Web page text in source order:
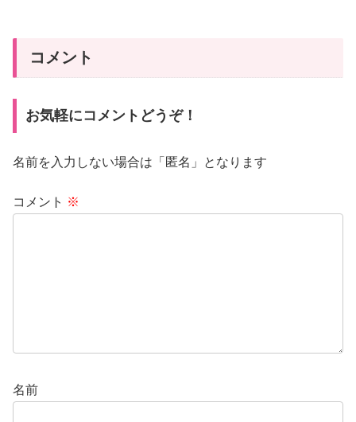
コメント
お気軽にコメントどうぞ！
名前を入力しない場合は「匿名」となります
コメント ※
名前